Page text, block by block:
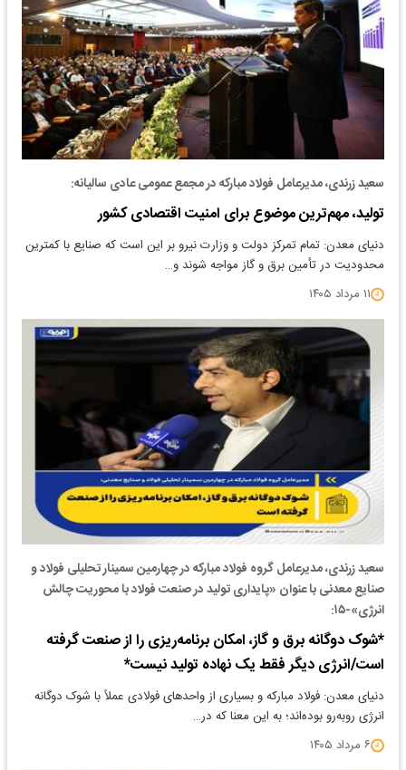
سعید زرندی، مدیرعامل فولاد مبارکه در مجمع عمومی عادی سالیانه:
تولید، مهم‌ترین موضوع برای امنیت اقتصادی کشور
دنیای معدن: تمام تمرکز دولت و وزارت نیرو بر این است که صنایع با کمترین
محدودیت در تأمین برق و گاز مواجه شوند و…
۱۱ مرداد ۱۴۰۵
سعید زرندی، مدیرعامل گروه فولاد مبارکه در چهارمین سمینار تحلیلی فولاد و
صنایع معدنی با عنوان «پایداری تولید در صنعت فولاد با محوریت چالش
انرژی»-۱۵:
*شوک دوگانه برق و گاز، امکان برنامه‌ریزی را از صنعت گرفته
است/انرژی دیگر فقط یک نهاده تولید نیست*
دنیای معدن: فولاد مبارکه و بسیاری از واحدهای فولادی عملاً با شوک دوگانه
انرژی روبه‌رو بوده‌اند؛ به این معنا که در…
۶ مرداد ۱۴۰۵